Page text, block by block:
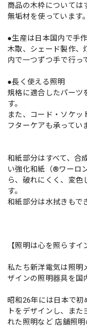
商品の木枠については
無垢材を使っています。
●生産は日本国内で手
木取、シェード製作、
内で一つずつ手で行っ
●長く使える照明
規格に適合したパーツ
す。
また、コード・ソケッ
フターケアも承ってい
和紙部分はすべて、合
い強化和紙（®ワーロ
ら、破れにくく、変色
す。
和紙部分は水拭きもで
【照明は心を照らすイ
私たち新洋電気は照明
ザインの照明器具を国
昭和26年には日本で初
トをデザインし、ま
れた照明など 店舗照